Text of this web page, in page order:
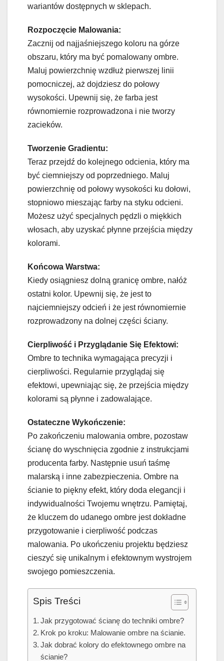
wariantów dostępnych w sklepach.
Rozpoczęcie Malowania:
Zacznij od najjaśniejszego koloru na górze
obszaru, który ma być pomalowany ombre.
Maluj powierzchnię wzdłuż pierwszej linii
pomocniczej, aż dojdziesz do połowy
wysokości. Upewnij się, że farba jest
równomiernie rozprowadzona i nie tworzy
zacieków.
Tworzenie Gradientu:
Teraz przejdź do kolejnego odcienia, który ma
być ciemniejszy od poprzedniego. Maluj
powierzchnię od połowy wysokości ku dołowi,
stopniowo mieszając farby na styku odcieni.
Możesz użyć specjalnych pędzli o miękkich
włosach, aby uzyskać płynne przejścia między
kolorami.
Końcowa Warstwa:
Kiedy osiągniesz dolną granicę ombre, nałóż
ostatni kolor. Upewnij się, że jest to
najciemniejszy odcień i że jest równomiernie
rozprowadzony na dolnej części ściany.
Cierpliwość i Przyglądanie Się Efektowi:
Ombre to technika wymagająca precyzji i
cierpliwości. Regularnie przyglądaj się
efektowi, upewniając się, że przejścia między
kolorami są płynne i zadowalające.
Ostateczne Wykończenie:
Po zakończeniu malowania ombre, pozostaw
ścianę do wyschnięcia zgodnie z instrukcjami
producenta farby. Następnie usuń taśmę
malarską i inne zabezpieczenia. Ombre na
ścianie to piękny efekt, który doda elegancji i
indywidualności Twojemu wnętrzu. Pamiętaj,
że kluczem do udanego ombre jest dokładne
przygotowanie i cierpliwość podczas
malowania. Po ukończeniu projektu będziesz
cieszyć się unikalnym i efektownym wystrojem
swojego pomieszczenia.
Spis Treści
Jak przygotować ścianę do techniki ombre?
Krok po kroku: Malowanie ombre na ścianie.
Jak dobrać kolory do efektownego ombre na
ścianie?